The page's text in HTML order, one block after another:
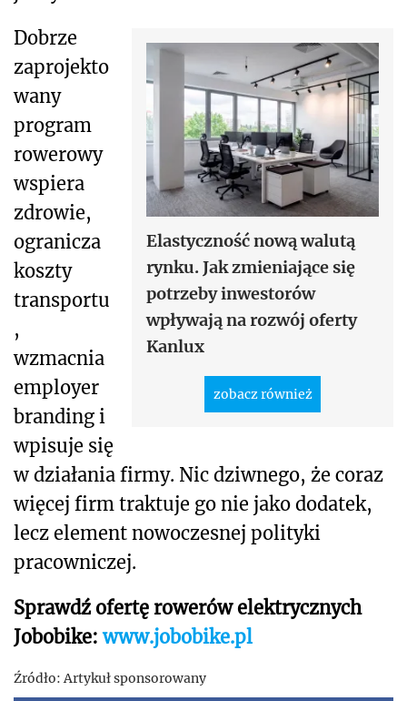
Elastyczność nową walutą
rynku. Jak zmieniające się
potrzeby inwestorów
wpływają na rozwój oferty
Kanlux
zobacz również
Dobrze
zaprojekto
wany
program
rowerowy
wspiera
zdrowie,
ogranicza
koszty
transportu
,
wzmacnia
employer
branding i
wpisuje się
w działania firmy. Nic dziwnego, że coraz
więcej firm traktuje go nie jako dodatek,
lecz element nowoczesnej polityki
pracowniczej.
Sprawdź ofertę rowerów elektrycznych
Jobobike:www.jobobike.pl
Źródło:Artykuł sponsorowany